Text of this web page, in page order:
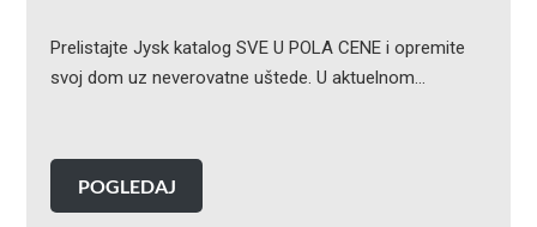
Prelistajte Jysk katalog SVE U POLA CENE i opremite
svoj dom uz neverovatne uštede. U aktuelnom…
POGLEDAJ